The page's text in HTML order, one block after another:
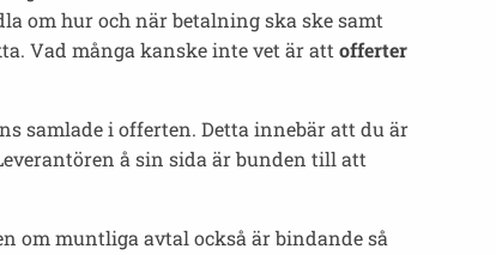
om hur och när betalning ska ske samt
Vad många kanske inte vet är att offerter
samlade i offerten. Detta innebär att du är
å sin sida är bunden till att
om muntliga avtal också är bindande så